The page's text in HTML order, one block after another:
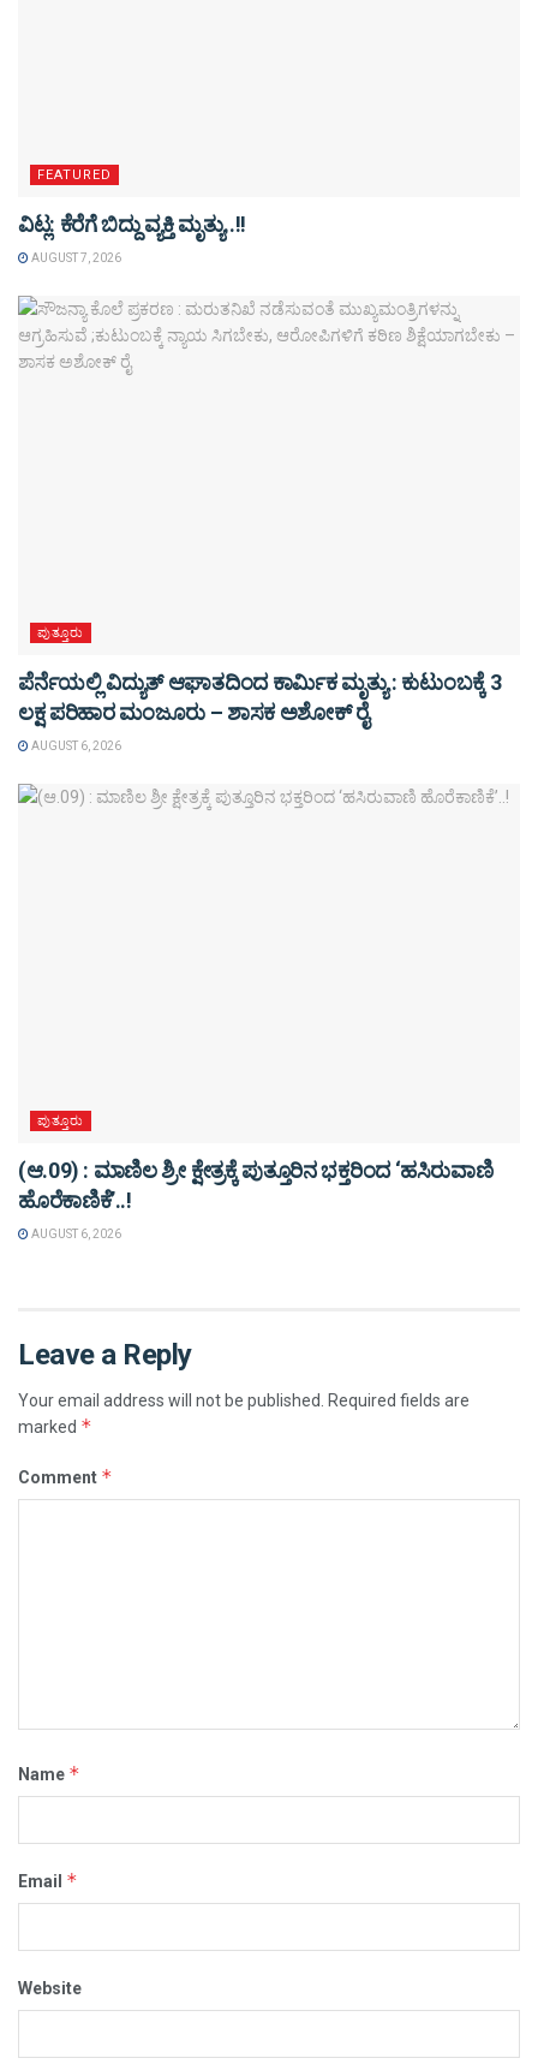
FEATURED
ವಿಟ್ಲ: ಕೆರೆಗೆ ಬಿದ್ದು ವ್ಯಕ್ತಿ ಮೃತ್ಯು..!!
AUGUST 7, 2026
ಪುತ್ತೂರು
ಪೆರ್ನೆಯಲ್ಲಿ ವಿದ್ಯುತ್ ಆಘಾತದಿಂದ ಕಾರ್ಮಿಕ ಮೃತ್ಯು : ಕುಟುಂಬಕ್ಕೆ 3
ಲಕ್ಷ ಪರಿಹಾರ ಮಂಜೂರು – ಶಾಸಕ ಅಶೋಕ್ ರೈ
AUGUST 6, 2026
ಪುತ್ತೂರು
(ಆ.09) : ಮಾಣಿಲ ಶ್ರೀ ಕ್ಷೇತ್ರಕ್ಕೆ ಪುತ್ತೂರಿನ ಭಕ್ತರಿಂದ ‘ಹಸಿರುವಾಣಿ
ಹೊರೆಕಾಣಿಕೆ’..!
AUGUST 6, 2026
Leave a Reply
Your email address will not be published. Required fields are
marked *
Comment *
Name *
Email *
Website